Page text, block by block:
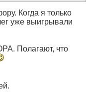
Когда я только
уже выигрывали
Полагают, что